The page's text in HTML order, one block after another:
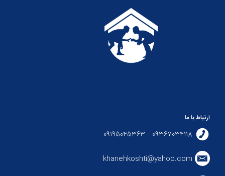
ارتباط با ما
09367034118 - 09195045363
khanehkoshti@yahoo.com